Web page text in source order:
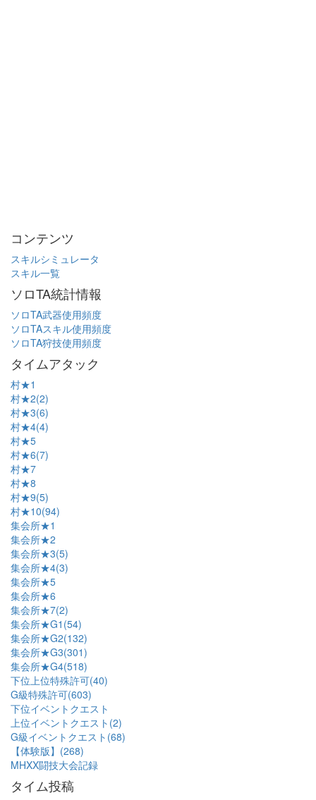
コンテンツ
スキルシミュレータ
スキル一覧
ソロTA統計情報
ソロTA武器使用頻度
ソロTAスキル使用頻度
ソロTA狩技使用頻度
タイムアタック
村★1
村★2(2)
村★3(6)
村★4(4)
村★5
村★6(7)
村★7
村★8
村★9(5)
村★10(94)
集会所★1
集会所★2
集会所★3(5)
集会所★4(3)
集会所★5
集会所★6
集会所★7(2)
集会所★G1(54)
集会所★G2(132)
集会所★G3(301)
集会所★G4(518)
下位上位特殊許可(40)
G級特殊許可(603)
下位イベントクエスト
上位イベントクエスト(2)
G級イベントクエスト(68)
【体験版】(268)
MHXX闘技大会記録
タイム投稿